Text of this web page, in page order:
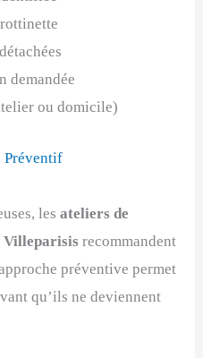
demandée
ou domicile)
Préventif
lesateliers de
recommandent
préventive permet
qu’ils ne deviennent